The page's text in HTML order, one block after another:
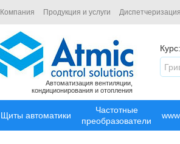
Компания Продукция и услуги
Автоматизация вентиляции,
кондиционирования и отопления
Курс:
Щиты автоматики
Частотные
преобразователи
www